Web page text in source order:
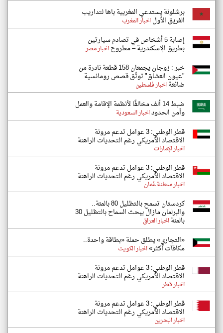
برشلونة يستدعي المغربية باها لتداريب
الفريق الأولاخبار المغرب
إصابة 5 أشخاص في تصادم سيارتين
بطريق الإسكندرية – مطروحاخبار مصر
خبر : زوجان يجمعان 158 قطعة نادرة من
"عيون العشاق" توثّق قصص رومانسية
ضائعةاخبار فلسطين
ضبط 14 ألف مخالفًا لأنظمة الإقامة والعمل
وأمن الحدوداخبار السعودية
قطر الوطني: 3 عوامل تدعم مرونة
الاقتصاد الأمريكي رغم التحديات الراهنة
اخبار الإمارات
قطر الوطني: 3 عوامل تدعم مرونة
الاقتصاد الأمريكي رغم التحديات الراهنة
اخبار سلطنة عُمان
كردستان تسمح بالتظليل 80 بالمئة..
والبرلمان مازال يبحث السماح بالتظليل 30
بالمئةاخبار العراق
«التجاري» يطلق حملة «بطاقة واحدة..
مكافآت أكثر»اخبار الكويت
قطر الوطني: 3 عوامل تدعم مرونة
الاقتصاد الأمريكي رغم التحديات الراهنة
اخبار قطر
قطر الوطني: 3 عوامل تدعم مرونة
الاقتصاد الأمريكي رغم التحديات الراهنة
اخبار البحرين